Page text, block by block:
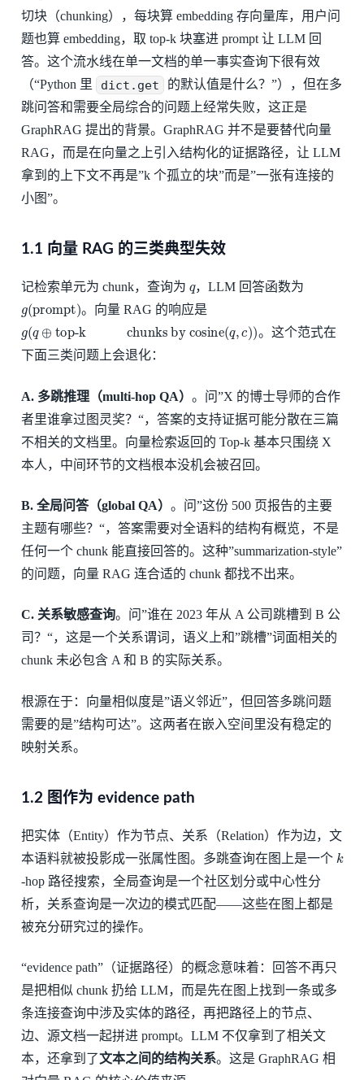
切块（chunking），每块算 embedding 存向量库，用户问
题也算 embedding，取 top-k 块塞进 prompt 让 LLM 回
答。这个流水线在单一文档的单一事实查询下很有效
（“Python 里
dict.get
的默认值是什么？”），但在多
跳问答和需要全局综合的问题上经常失败，这正是
GraphRAG 提出的背景。GraphRAG 并不是要替代向量
RAG，而是在向量之上引入结构化的证据路径，让 LLM
拿到的上下文不再是”k 个孤立的块”而是”一张有连接的
小图”。
1.1 向量 RAG 的三类典型失效
记检索单元为 chunk，查询为 ，LLM 回答函数为
( prompt )。向量 RAG 的响应是
( ⊕ top-kchunks by cosine )
。这个范式在
下面三类问题上会退化：
A. 多跳推理（multi-hop QA） 。问”X 的博士导师的合作
者里谁拿过图灵奖？“，答案的支持证据可能分散在三篇
不相关的文档里。向量检索返回的 Top-k 基本只围绕 X
本人，中间环节的文档根本没机会被召回。
B. 全局问答（global QA） 。问”这份 500 页报告的主要
主题有哪些？“，答案需要对全语料的结构有概览，不是
任何一个 chunk 能直接回答的。这种”summarization-style”
的问题，向量 RAG 连合适的 chunk 都找不出来。
C. 关系敏感查询。问”谁在 2023 年从 A 公司跳槽到 B 公
司？“，这是一个关系谓词，语义上和”跳槽”词面相关的
chunk 未必包含 A 和 B 的实际关系。
根源在于：向量相似度是”语义邻近”，但回答多跳问题
需要的是”结构可达”。这两者在嵌入空间里没有稳定的
映射关系。
1.2 图作为 evidence path
把实体（Entity）作为节点、关系（Relation）作为边，文
本语料就被投影成一张属性图。多跳查询在图上是一个 k
-hop 路径搜索，全局查询是一个社区划分或中心性分
析，关系查询是一次边的模式匹配——这些在图上都是
被充分研究过的操作。
“evidence path”（证据路径）的概念意味着：回答不再只
是把相似 chunk 扔给 LLM，而是先在图上找到一条或多
条连接查询中涉及实体的路径，再把路径上的节点、
边、源文档一起拼进 prompt。LLM 不仅拿到了相关文
本，还拿到了文本之间的结构关系。这是 GraphRAG 相